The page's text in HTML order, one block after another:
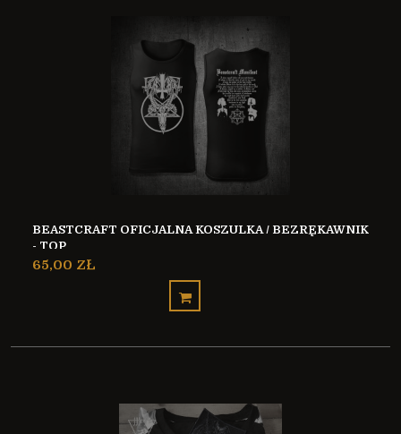
BEASTCRAFT OFICJALNA KOSZULKA / BEZRĘKAWNIK
- TOP
65,00 ZŁ